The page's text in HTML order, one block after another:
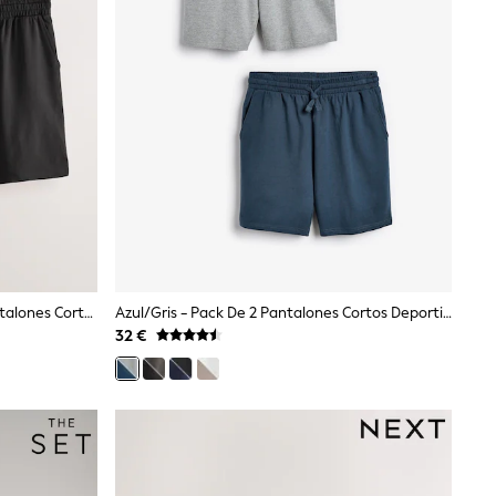
Gris Oscuro/negro - Pack De 2 Pantalones Cortos Deportivos De Felpa Con Rizo Interior
Azul/gris - Pack De 2 Pantalones Cortos Deportivos De Felpa Con Rizo Interior
32 €